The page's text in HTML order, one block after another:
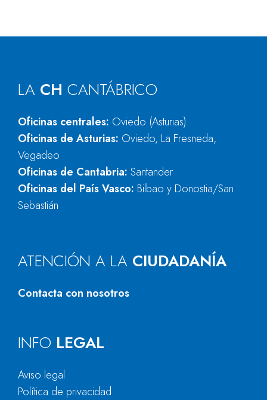
LA CH CANTÁBRICO
Oficinas centrales: Oviedo (Asturias)
Oficinas de Asturias: Oviedo, La Fresneda,
Vegadeo
Oficinas de Cantabria: Santander
Oficinas del País Vasco: Bilbao y Donostia/San
Sebastián
ATENCIÓN A LA CIUDADANÍA
Contacta con nosotros
INFO LEGAL
Aviso legal
Política de privacidad